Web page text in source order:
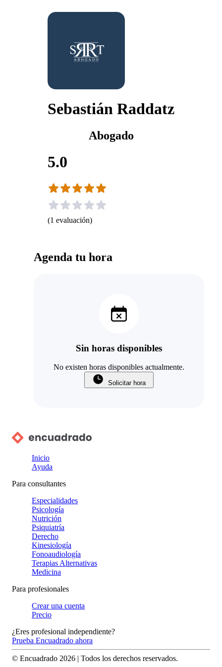
Sebastián Raddatz
Abogado
5.0
(1 evaluación)
Agenda tu hora
Sin horas disponibles
No existen horas disponibles actualmente.
Solicitar hora
Inicio
Ayuda
Para consultantes
Especialidades
Psicología
Nutrición
Psiquiatría
Derecho
Kinesiología
Fonoaudiología
Terapias Alternativas
Medicina
Para profesionales
Crear una cuenta
Precio
¿Eres profesional independiente?
Prueba Encuadrado ahora
© Encuadrado 2026 | Todos los derechos reservados.